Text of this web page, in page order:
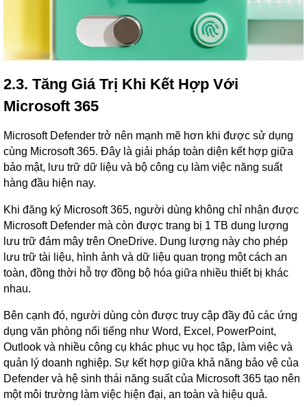
2.3. Tăng Giá Trị Khi Kết Hợp Với
Microsoft 365
Microsoft Defender trở nên mạnh mẽ hơn khi được sử dụng
cùng Microsoft 365. Đây là giải pháp toàn diện kết hợp giữa
bảo mật, lưu trữ dữ liệu và bộ công cụ làm việc năng suất
hàng đầu hiện nay.
Khi đăng ký Microsoft 365, người dùng không chỉ nhận được
Microsoft Defender mà còn được trang bị 1 TB dung lượng
lưu trữ đám mây trên OneDrive. Dung lượng này cho phép
lưu trữ tài liệu, hình ảnh và dữ liệu quan trọng một cách an
toàn, đồng thời hỗ trợ đồng bộ hóa giữa nhiều thiết bị khác
nhau.
Bên cạnh đó, người dùng còn được truy cập đầy đủ các ứng
dụng văn phòng nổi tiếng như Word, Excel, PowerPoint,
Outlook và nhiều công cụ khác phục vụ học tập, làm việc và
quản lý doanh nghiệp. Sự kết hợp giữa khả năng bảo vệ của
Defender và hệ sinh thái năng suất của Microsoft 365 tạo nên
một môi trường làm việc hiện đại, an toàn và hiệu quả.